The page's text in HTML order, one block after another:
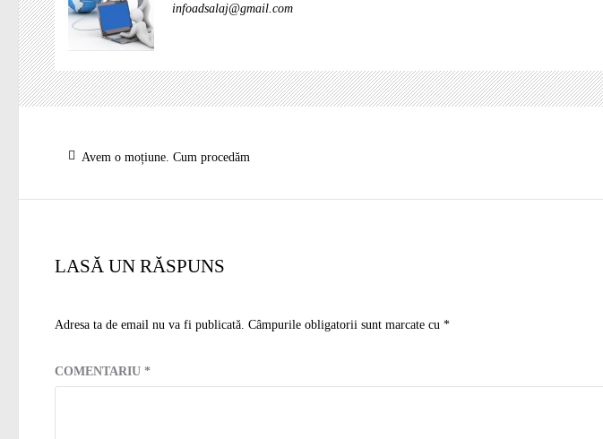
infoadsalaj@gmail.com
Navigare
articole
Articolul
Avem o moțiune. Cum procedăm
LASĂ UN RĂSPUNS
Adresa ta de email nu va fi publicată. Câmpurile obligatorii sunt marcate cu *
COMENTARIU *